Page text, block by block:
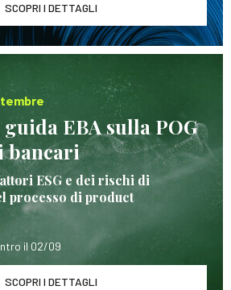
SCOPRI I DETTAGLI
EBA sulla POG
bancari
ESG e dei rischi di
processo di product
il 02/09
SCOPRI I DETTAGLI